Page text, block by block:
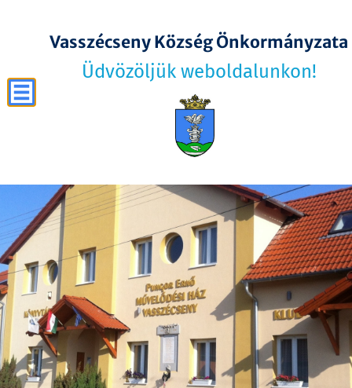
Vasszécseny Község Önkormányzata
Üdvözöljük weboldalunkon!